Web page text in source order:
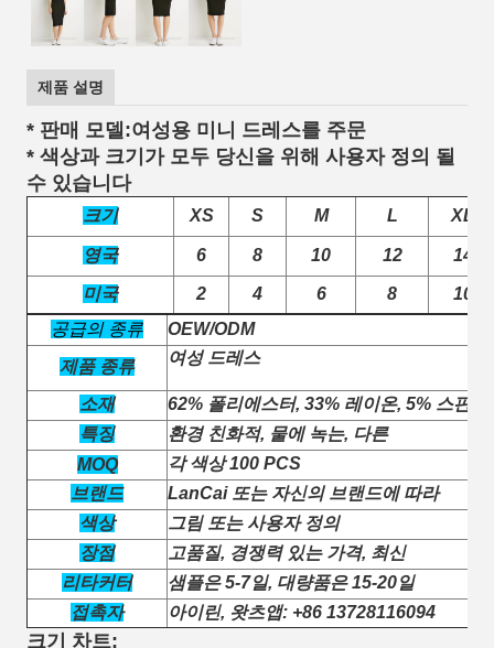
제품 설명
* 판매 모델:여성용 미니 드레스를 주문
* 색상과 크기가 모두 당신을 위해 사용자 정의 될
수 있습니다
크기 XS S M L XL
영국 6 8 10 12 14
미국 2 4 6 8
10
공급의 종류
OEW/ODM
제품 종류
여성 드레스
소재
62% 폴리에스터, 33% 레이온, 5% 스판덱
특징
환경 친화적, 물에 녹는, 다른
MOQ
각 색상 100 PCS
브랜드
LanCai 또는 자신의 브랜드에 따라
색상
그림 또는 사용자 정의
장점
고품질, 경쟁력 있는 가격, 최신
리타커터
샘플은 5-7일, 대량품은 15-20일
접촉자
아이린, 왓츠앱: +86 13728116094
크기 차트: